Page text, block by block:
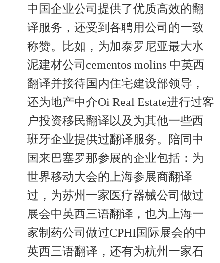
中国企业公司提供了优质高效的翻
译服务，还受到各聘用公司的一致
称赞。比如，为加泰罗尼亚最大水
泥建材公司cementos molins 中英西
翻译并接待国内住宅建设部领导，
还为地产中介Oi Real Estate进行过客
户投资移民翻译以及为其他一些西
班牙企业提供过翻译服务。陪同中
国来巴塞罗那参展的企业包括：为
世界移动大会的上海参展商翻译
过，为苏州一家医疗器械公司做过
展会中英西三语翻译，也为上海一
家制药公司做过CPHI国际展会的中
英西三语翻译，还有为杭州一家石